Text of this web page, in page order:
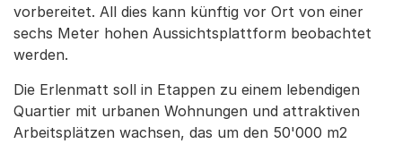
vorbereitet. All dies kann künftig vor Ort von einer
sechs Meter hohen Aussichtsplattform beobachtet
werden.
Die Erlenmatt soll in Etappen zu einem lebendigen
Quartier mit urbanen Wohnungen und attraktiven
Arbeitsplätzen wachsen, das um den 50'000 m2